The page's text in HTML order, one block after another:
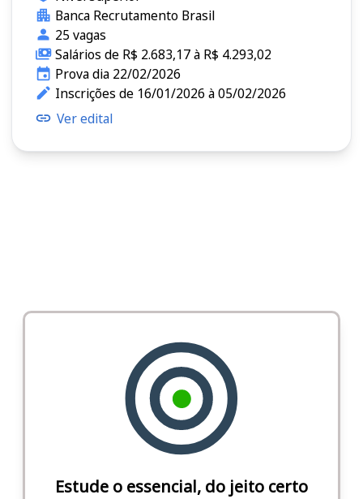
Banca Recrutamento Brasil
25 vagas
Salários de R$ 2.683,17 à R$ 4.293,02
Prova dia 22/02/2026
Inscrições de 16/01/2026 à 05/02/2026
Ver edital
Estude o essencial, do jeito certo